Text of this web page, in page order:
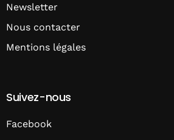
Newsletter
Nous contacter
Mentions légales
Suivez-nous
Facebook